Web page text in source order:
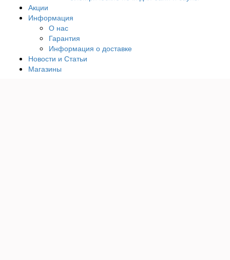
Акции
Информация
О нас
Гарантия
Информация о доставке
Новости и Статьи
Магазины